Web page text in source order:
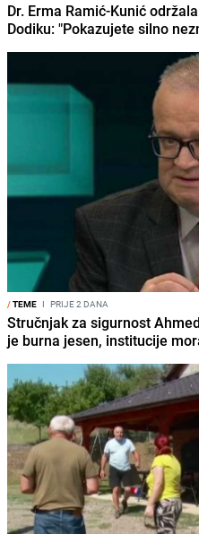
Dr. Erma Ramić-Kunić
Dodiku: "Pokazujete silno
/TEME I PRIJE 2 DANA
Stručnjak za sigurnost
je burna jesen, institucije